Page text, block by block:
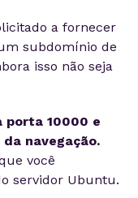
a fornecer
subdomínio de
isso não seja
porta 10000 e
navegação.
você
servidor Ubuntu.